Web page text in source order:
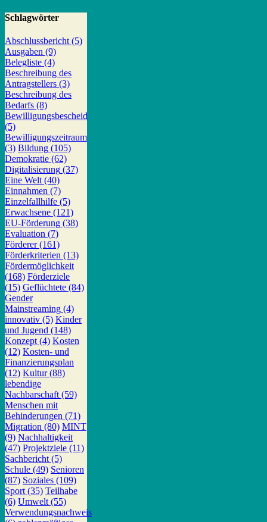
Schlagwörter
Abschlussbericht(5)
Ausgaben (9)
Belegliste (4)
Beschreibung des
Antragstellers (3)
Beschreibung des
Bedarfs (8)
Bewilligungsbescheid
(5)
Bewilligungszeitraum
(3) Bildung (105)
Demokratie (62)
Digitalisierung (37)
Eine Welt(40)
Einnahmen (7)
Einzelfallhilfe (5)
Erwachsene (121)
EU-Förderung (38)
Evaluation (7)
Förderer(161)
Förderkriterien (13)
Fördermöglichkeit
(168) Förderziele
(15) Geflüchtete (84)
Gender
Mainstreaming (4)
innovativ (5) Kinder
und Jugend (148)
Konzept(4) Kosten
(12) Kosten- und
Finanzierungsplan
(12) Kultur(88)
lebendige
Nachbarschaft(59)
Menschen mit
Behinderungen (71)
Migration (80) MINT
(9) Nachhaltigkeit
(47) Projektziele (11)
Sachbericht(5)
Schule (49) Senioren
(87) Soziales (109)
Sport(35) Teilhabe
(6) Umwelt(55)
Verwendungsnachweis